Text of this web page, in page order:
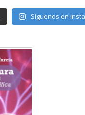
Síguenos en